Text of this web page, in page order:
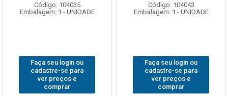
Código: 104035
Embalagem: 1 - UNIDADE
Faça seu login ou
cadastre-se para
ver preços e
comprar
Código: 104043
Embalagem: 1 - UNIDADE
Faça seu login ou
cadastre-se para
ver preços e
comprar